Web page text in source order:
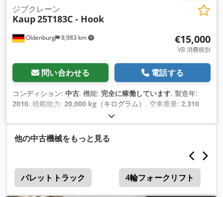
Oldenburg 8,983 km
ジブクレーン
Kaup25T183C - Hook
€15,000
VB 消費税別
問い合わせる 電話する
コンディション: 中古, 機能: 完全に稼働しています, 製造年:
2010, 積載能力: 20,000 kg（キログラム） , 空車重量: 2,310
他の中古機械をもっと見る
パレットトラック 4輪フォークリフト